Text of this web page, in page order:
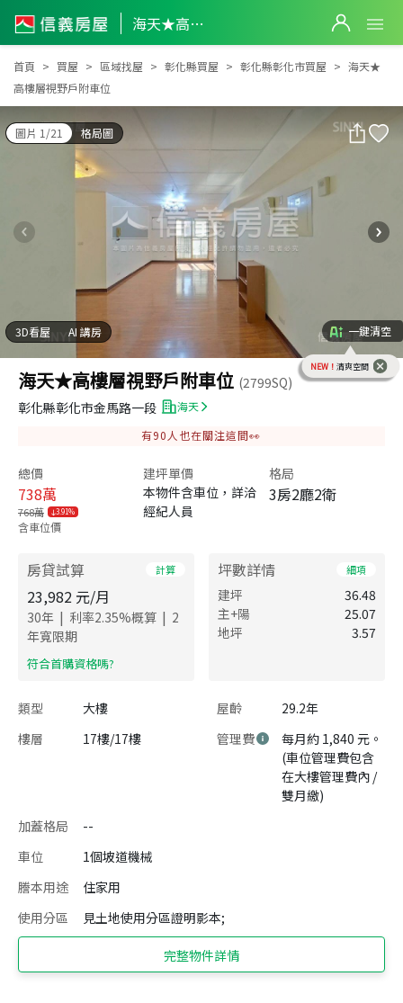
海天★高樓層視野戶附車位
海天★高樓層視野戶附車位
首頁 買屋 區域找屋 彰化縣買屋 彰化縣彰化市買屋
海天★
高樓層視野戶附車位
圖片 1/21 格局圖
3D看屋 AI 講房 一鍵清空
NEW！ 清爽空間
海天★高樓層視野戶附車位 (2799SQ)
彰化縣彰化市金馬路一段
海天
有90 人也在關注這間👀
總價
738萬
768萬 3.91%
含車位價
建坪單價
本物件含車位，詳洽
經紀人員
格局
3房2廳2衛
房貸試算 計算
23,982 元/月
30年 | 利率2.35%概算 | 2
年寬限期
​符合首購資格嗎?
坪數詳情 細項
建坪
36.48
主+陽
25.07
地坪
3.57
類型 大樓 屋齡
29.2年
樓層
17樓/17樓 管理費
每月約 1,840 元。
(車位管理費包含
在大樓管理費內 /
雙月繳)
加蓋格局
--
車位
1個坡道機械
謄本用途
住家用
使用分區
見土地使用分區證明影本;
完整物件詳情